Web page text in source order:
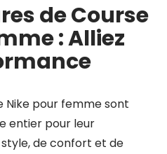
Style etde Course
: Alliez
Nike pour femme sont
entier pour leur
de confort et de